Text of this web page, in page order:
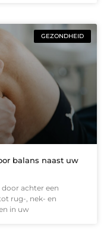
GEZONDHEID
balans naast uw
door achter een
rug-, nek- en
in uw